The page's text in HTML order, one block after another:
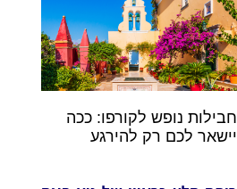
חבילות נופש לקורפו: ככה
יישאר לכם רק להירגע